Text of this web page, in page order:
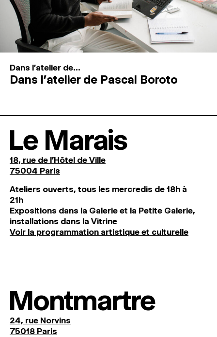
Dans l'atelier de...
Dans l’atelier de Pascal Boroto
Le Marais
18, rue de l'Hôtel de Ville
75004 Paris
Ateliers ouverts, tous les mercredis de 18h à
21h
Expositions dans la Galerie et la Petite Galerie,
installations dans la Vitrine
Voir la programmation artistique et culturelle
Montmartre
24, rue Norvins
75018 Paris